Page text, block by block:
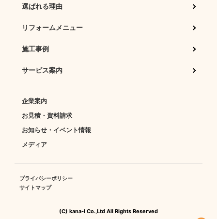
選ばれる理由
リフォームメニュー
施工事例
サービス案内
企業案内
お見積・資料請求
お知らせ・イベント情報
メディア
プライバシーポリシー
サイトマップ
(C) kana-l Co.,Ltd All Rights Reserved